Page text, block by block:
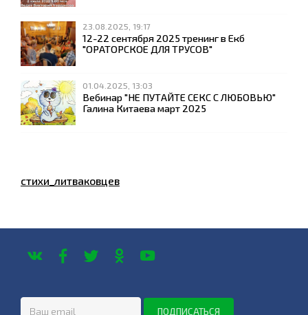
23.08.2025, 19:17
12-22 сентября 2025 тренинг в Екб
"ОРАТОРСКОЕ ДЛЯ ТРУСОВ"
01.04.2025, 13:03
Вебинар "НЕ ПУТАЙТЕ СЕКС С ЛЮБОВЬЮ"
Галина Китаева март 2025
стихи_литваковцев